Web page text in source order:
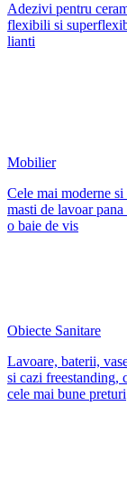
Adezivi pentru
flexibili si
lianti
Mobilier
Cele mai moderne
masti de lavoar
o baie de vis
Obiecte Sanitare
Lavoare, baterii,
si cazi freestanding,
cele mai bune preturi